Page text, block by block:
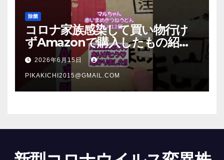
除菌
コロナ家族感染して買い物行け
ずAmazonで購入したもの紹
介 #Shorts
2026年6月15日
PIKAKICHI2015@GMAIL.COM